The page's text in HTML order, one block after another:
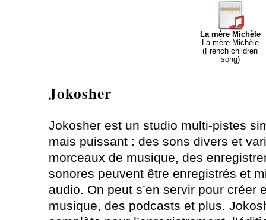
La mère Michèle
La mère Michèle
(French children
song)
Jokosher
Jokosher est un studio multi-pistes
mais puissant : des sons divers et
morceaux de musique, des
sonores peuvent être enregistrés et
audio. On peut s’en servir pour créer
musique, des podcasts et plus.